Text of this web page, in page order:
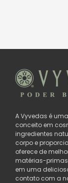
A Vyvedas é
conceito em
ingredientes
corpo e
oferece de
matérias-
em uma
contato com a